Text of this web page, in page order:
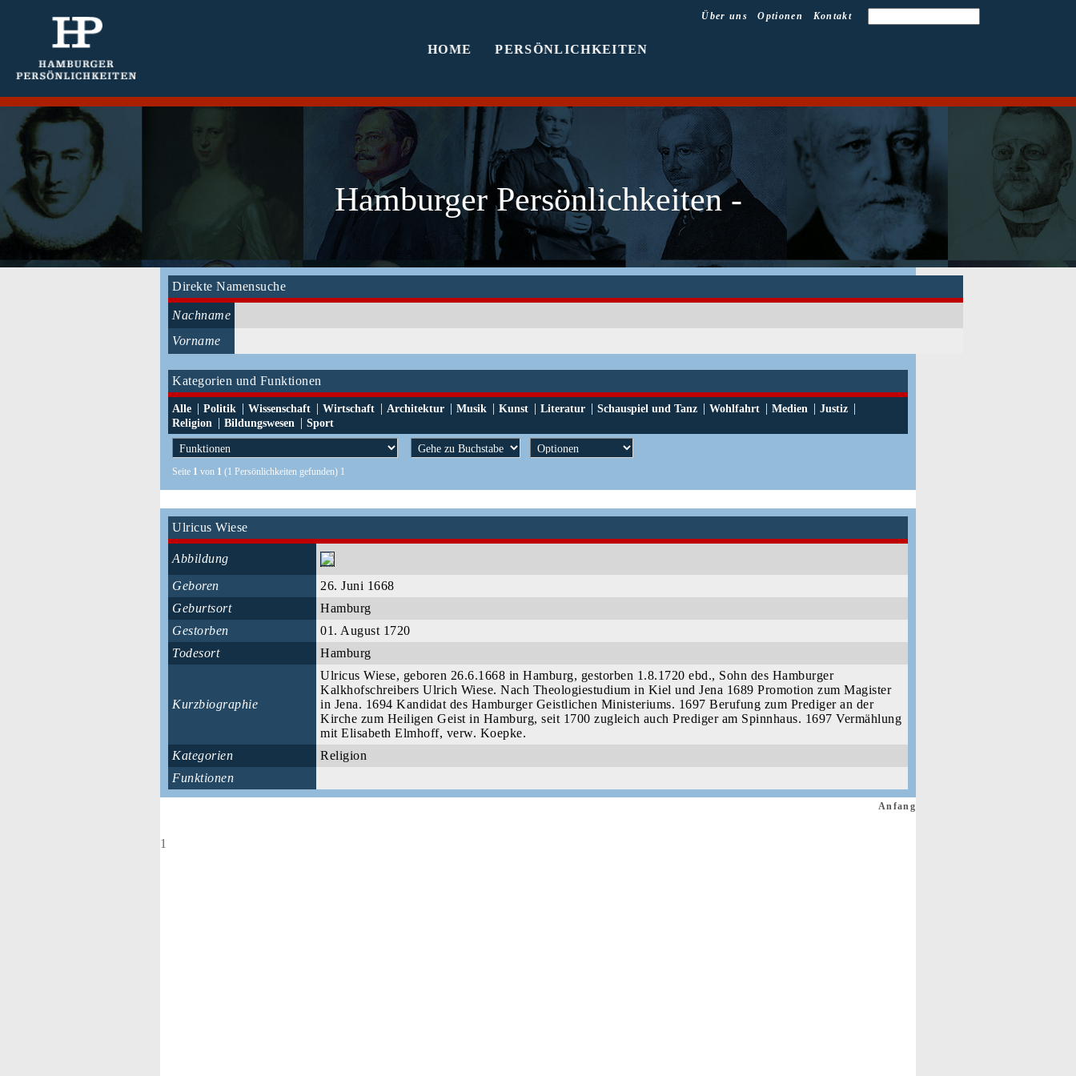
HOME PERSÖNLICHKEITEN
Über uns Optionen Kontakt
Hamburger Persönlichkeiten -
Direkte Namensuche
Nachname
Vorname
Kategorien und Funktionen
Alle | Politik | Wissenschaft | Wirtschaft | Architektur | Musik | Kunst | Literatur | Schauspiel und Tanz | Wohlfahrt | Medien | Justiz |
Religion | Bildungswesen | Sport
Seite 1 von 1 (1 Persönlichkeiten gefunden) 1
Ulricus Wiese
Abbildung
Geboren
26. Juni 1668
Geburtsort
Hamburg
Gestorben
01. August 1720
Todesort
Hamburg
Kurzbiographie
Ulricus Wiese, geboren 26.6.1668 in Hamburg, gestorben 1.8.1720 ebd., Sohn des Hamburger
Kalkhofschreibers Ulrich Wiese. Nach Theologiestudium in Kiel und Jena 1689 Promotion zum Magister
in Jena. 1694 Kandidat des Hamburger Geistlichen Ministeriums. 1697 Berufung zum Prediger an der
Kirche zum Heiligen Geist in Hamburg, seit 1700 zugleich auch Prediger am Spinnhaus. 1697 Vermählung
mit Elisabeth Elmhoff, verw. Koepke.
Kategorien
Religion
Funktionen
Anfang
1